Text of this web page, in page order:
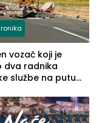
vozač koji je
dva radnika
službe na putu